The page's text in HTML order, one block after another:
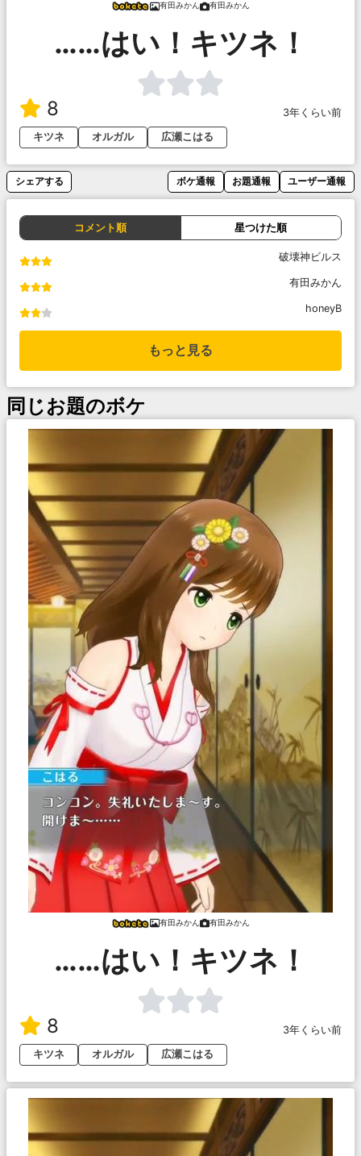
有田みかん 有田みかん
……はい！キツネ！
8
3年くらい前
キツネ
オルガル 広瀬こはる
シェアする ボケ通報 お題通報 ユーザー通報
コメント順 星つけた順
破壊神ビルス
有田みかん
honeyB
もっと見る
同じお題のボケ
有田みかん 有田みかん
……はい！キツネ！
8
3年くらい前
キツネ
オルガル 広瀬こはる